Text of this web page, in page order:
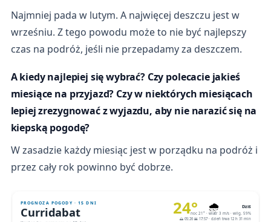
Najmniej pada w lutym. A najwięcej deszczu jest w
wrześniu. Z tego powodu może to nie być najlepszy
czas na podróż, jeśli nie przepadamy za deszczem.
A kiedy najlepiej się wybrać? Czy polecacie jakieś
miesiące na przyjazd? Czy w niektórych miesiącach
lepiej zrezygnować z wyjazdu, aby nie narazić się na
kiepską pogodę?
W zasadzie każdy miesiąc jest w porządku na podróż i
przez cały rok powinno być dobrze.